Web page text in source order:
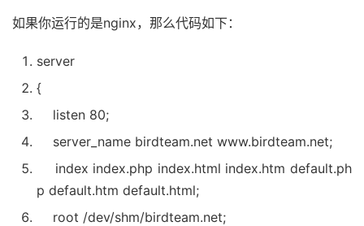
如果你运行的是nginx，那么代码如下：
server
{
listen 80;
server_name birdteam.net www.birdteam.net;
index index.php index.html index.htm default.ph
p default.htm default.html;
root /dev/shm/birdteam.net;